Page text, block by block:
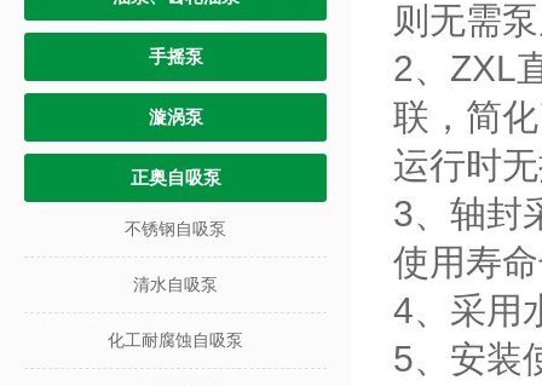
手摇泵
漩涡泵
正奥自吸泵
不锈钢自吸泵
清水自吸泵
化工耐腐蚀自吸泵
则无需
2、 ZXL
联，简
运行时
3、轴封
使用寿
4、采用
5、安装